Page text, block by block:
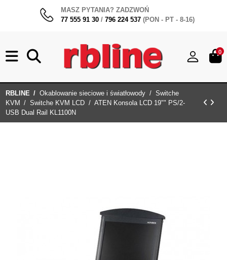
MASZ PYTANIA? ZADZWOŃ
77 555 91 30 / 796 224 537 (PON - PT - 8-16)
0
RBLINE Okablowanie sieciowe i światłowody
Switche
KVM
Switche KVM LCD
ATEN Konsola LCD 19​​"" PS/2-
USB Dual Rail KL1100N